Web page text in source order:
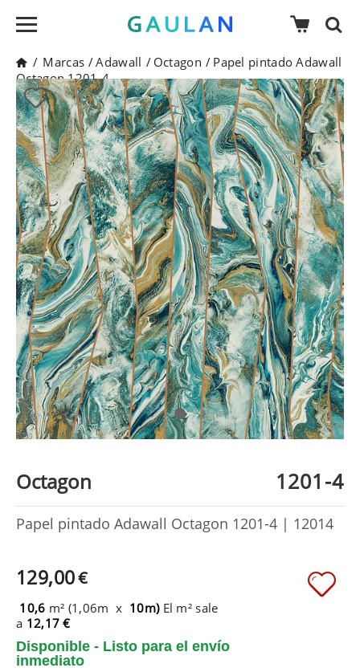
/ Marcas /Adawall / Octagon / Papel pintado Adawall
Octagon 1201-4
Octagon 1201-4
Papel pintado Adawall Octagon 1201-4 | 12014
129,00€
10,6 m² (1,06m x 10m) El m² sale
a 12,17 €
Disponible - Listo para el envío
inmediato